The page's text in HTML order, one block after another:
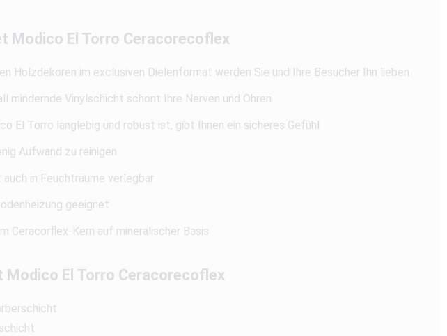
Modico El Torro Ceracorecoflex
Holzdekoren im exclusiven Dielenformat werden Sie und Ihre Besucher Ihn lieben
mindernde Vinylschicht schont Ihre Nerven und Ohren
El Torro langlebig und robust ist, gibt Ihnen ein sicheres Gefühl
Aufwand zu reinigen
in Feuchträume verlegbar
geeignet
Ceracorflex-Kern auf mineralischer Basis
Modico El Torro Ceracorecoflex